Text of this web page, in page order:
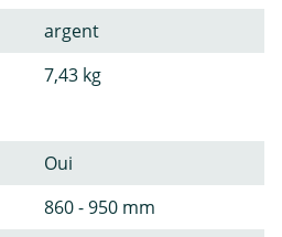
argent
7,43 kg
Oui
860 - 950 mm